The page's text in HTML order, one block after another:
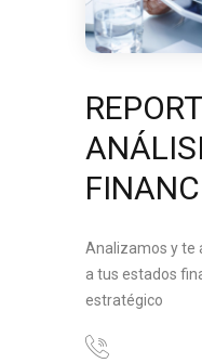
Analizamos y te
a tus estados
estratégico